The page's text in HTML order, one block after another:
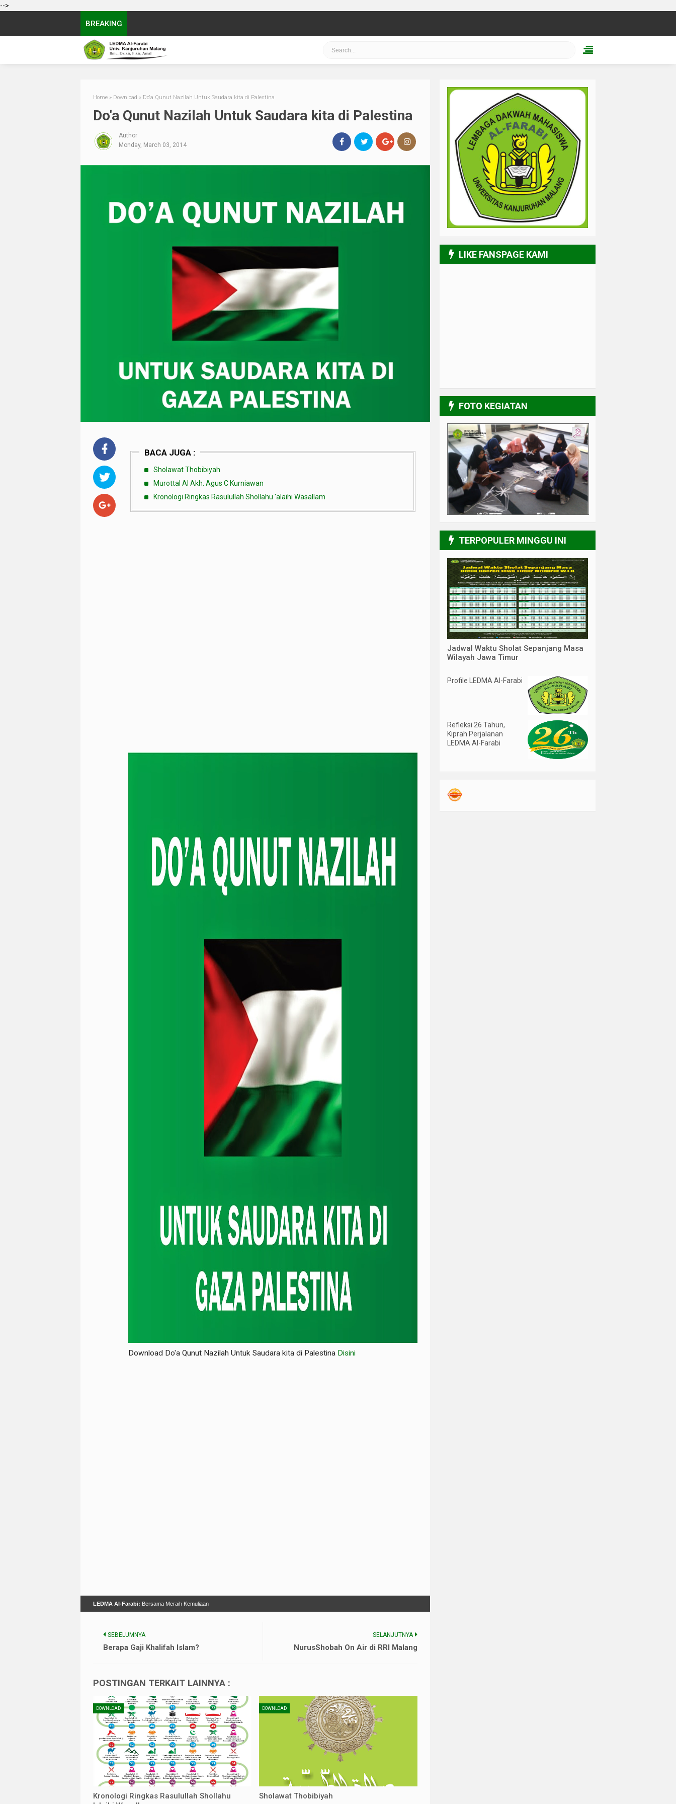
-->
BREAKING
Home » Download » Do'a Qunut Nazilah Untuk Saudara kita di Palestina
Do'a Qunut Nazilah Untuk Saudara kita di Palestina
Author
Monday, March 03, 2014
BACA JUGA :
Sholawat Thobibiyah
Murottal Al Akh. Agus C Kurniawan
Kronologi Ringkas Rasulullah Shollahu 'alaihi Wasallam
Download Do'a Qunut Nazilah Untuk Saudara kita di Palestina Disini
LEDMA Al-Farabi: Bersama Meraih Kemuliaan
SELANJUTNYA
NurusShobah On Air di RRI Malang
SEBELUMNYA
Berapa Gaji Khalifah Islam?
POSTINGAN TERKAIT LAINNYA :
DOWNLOAD
Kronologi Ringkas Rasulullah Shollahu
DOWNLOAD
Sholawat Thobibiyah
LIKE FANSPAGE KAMI
FOTO KEGIATAN
4/6
TERPOPULER MINGGU INI
Jadwal Waktu Sholat Sepanjang Masa
Wilayah Jawa Timur
Profile LEDMA Al-Farabi
Refleksi 26 Tahun,
Kiprah Perjalanan
LEDMA Al-Farabi